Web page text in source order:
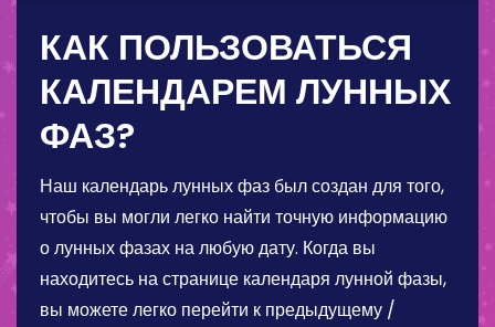
КАК ПОЛЬЗОВАТЬСЯ
КАЛЕНДАРЕМ ЛУННЫХ
ФАЗ?
Наш календарь лунных фаз был создан для того,
чтобы вы могли легко найти точную информацию
о лунных фазах на любую дату. Когда вы
находитесь на странице календаря лунной фазы,
вы можете легко перейти к предыдущему /